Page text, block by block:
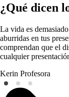
¿Qué dicen
La vida es
aburridas en tus
comprendan que el
cualquier
Kerin Profesora